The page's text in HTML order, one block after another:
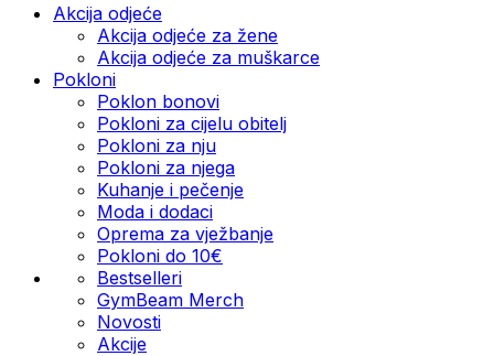
Akcija odjeće
Akcija odjeće za žene
Akcija odjeće za muškarce
Pokloni
Poklon bonovi
Pokloni za cijelu obitelj
Pokloni za nju
Pokloni za njega
Kuhanje i pečenje
Moda i dodaci
Oprema za vježbanje
Pokloni do 10€
Bestselleri
GymBeam Merch
Novosti
Akcije